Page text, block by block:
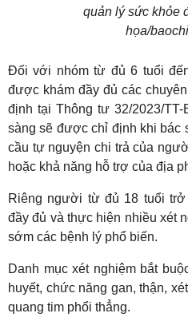
quản lý sức khỏe
họa/
Đối với nhóm từ đủ 6 tuổi
được khám đầy đủ các
định tại Thông tư 32/2023/
sàng sẽ được chỉ định khi bác
cầu tự nguyện chi trả của
hoặc khả năng hỗ trợ của địa
Riêng người từ đủ 18 tuổi
đầy đủ và thực hiện nhiều xét
sớm các bệnh lý phổ biến.
Danh mục xét nghiệm bắt
huyết, chức năng gan, thận,
quang tim phổi thẳng.